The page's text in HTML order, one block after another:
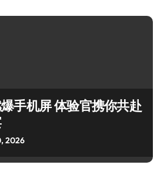
手机屏 体验官携你共赴
2026